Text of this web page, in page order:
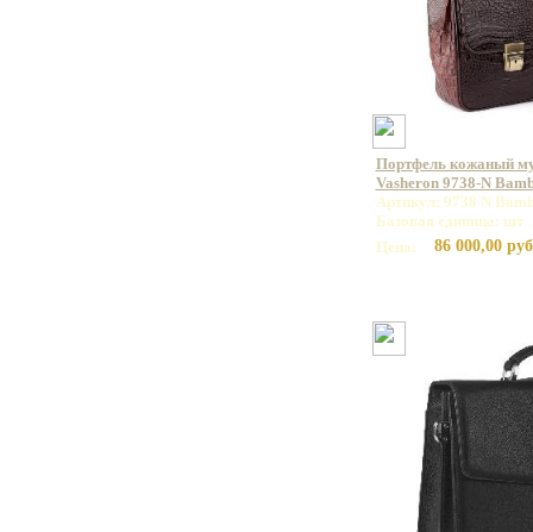
Портфель кожаный
Vasheron 9738-N
Артикул: 9738 N
Базовая единица: шт
Цена:
86 000,00